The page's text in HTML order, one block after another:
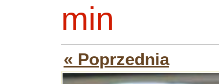
min
« Poprzednia